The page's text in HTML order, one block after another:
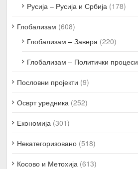
Русија – Русија и Србија (178)
Глобализам (608)
Глобализам – Завера (220)
Глобализам – Политички процеси
Пословни пројекти (9)
Осврт уредника (252)
Економија (301)
Некатегоризовано (518)
Косово и Метохија (613)